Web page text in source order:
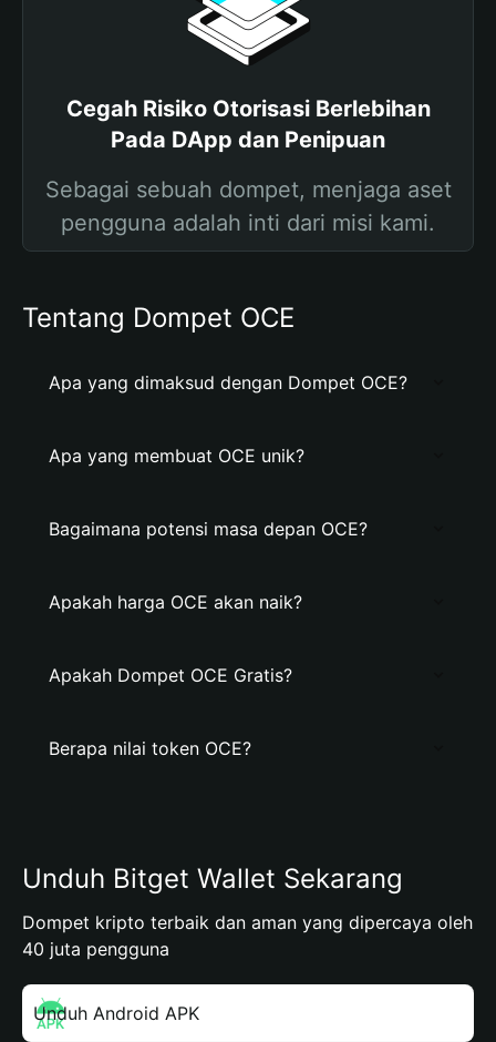
Cegah Risiko Otorisasi Berlebihan
Pada DApp dan Penipuan
Sebagai sebuah dompet, menjaga aset
pengguna adalah inti dari misi kami.
Tentang Dompet OCE
Apa yang dimaksud dengan Dompet OCE?
Apa yang membuat OCE unik?
Bagaimana potensi masa depan OCE?
Apakah harga OCE akan naik?
Apakah Dompet OCE Gratis?
Berapa nilai token OCE?
Unduh Bitget Wallet Sekarang
Dompet kripto terbaik dan aman yang dipercaya oleh
40 juta pengguna
Unduh Android APK